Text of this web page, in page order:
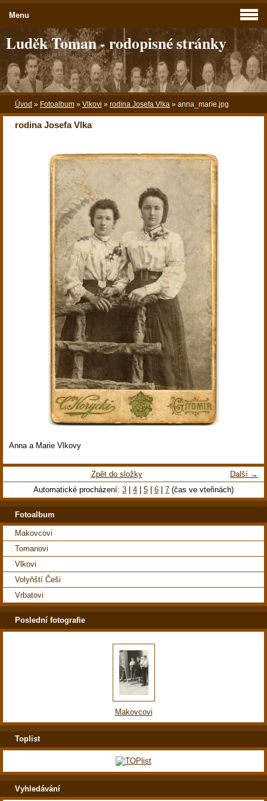
Luděk Toman - rodopisné stránky
Úvod » Fotoalbum » Vlkovi » rodina Josefa Vlka » anna_marie.jpg
rodina Josefa Vlka
Anna a Marie Vlkovy
Další →
Zpět do složky
Automatické procházení: 3 4 5 6 7 (čas ve vteřinách)
Menu
Fotoalbum
Makovcovi
Tomanovi
Vlkovi
Volyňští Češi
Vrbatovi
Poslední fotografie
Makovcovi
Toplist
Vyhledávání